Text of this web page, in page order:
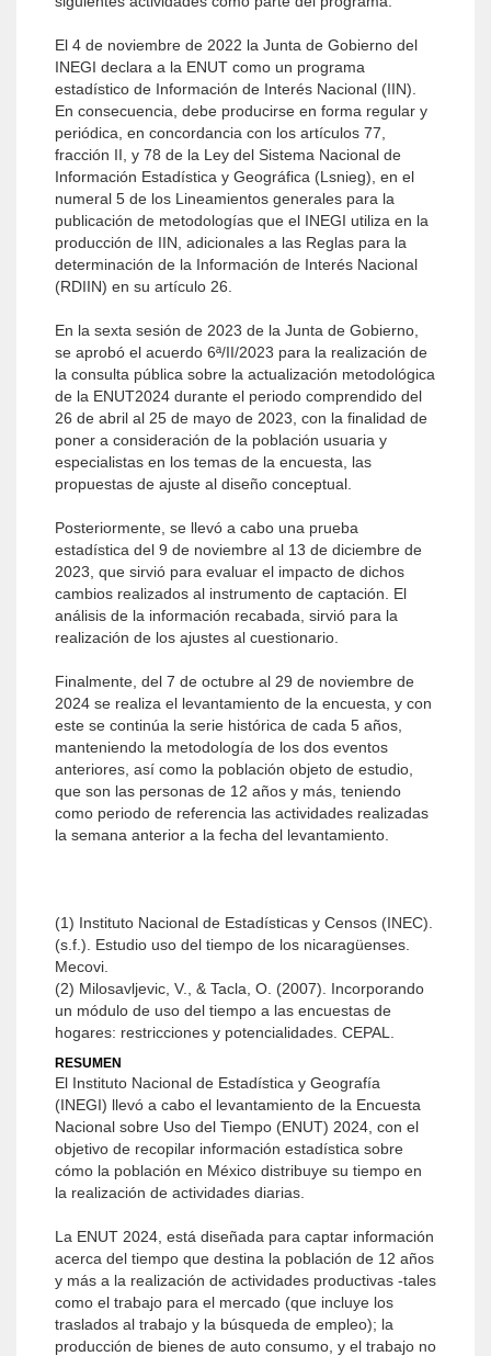
El 4 de noviembre de 2022 la Junta de Gobierno del
INEGI declara a la ENUT como un programa
estadístico de Información de Interés Nacional (IIN).
En consecuencia, debe producirse en forma regular y
periódica, en concordancia con los artículos 77,
fracción II, y 78 de la Ley del Sistema Nacional de
Información Estadística y Geográfica (Lsnieg), en el
numeral 5 de los Lineamientos generales para la
publicación de metodologías que el INEGI utiliza en la
producción de IIN, adicionales a las Reglas para la
determinación de la Información de Interés Nacional
(RDIIN) en su artículo 26.
En la sexta sesión de 2023 de la Junta de Gobierno,
se aprobó el acuerdo 6ª/II/2023 para la realización de
la consulta pública sobre la actualización metodológica
de la ENUT2024 durante el periodo comprendido del
26 de abril al 25 de mayo de 2023, con la finalidad de
poner a consideración de la población usuaria y
especialistas en los temas de la encuesta, las
propuestas de ajuste al diseño conceptual.
Posteriormente, se llevó a cabo una prueba
estadística del 9 de noviembre al 13 de diciembre de
2023, que sirvió para evaluar el impacto de dichos
cambios realizados al instrumento de captación. El
análisis de la infor­mación recabada, sirvió para la
realización de los ajustes al cuestionario.
Finalmente, del 7 de octubre al 29 de noviembre de
2024 se realiza el levantamiento de la encuesta, y con
este se continúa la serie histórica de cada 5 años,
manteniendo la metodología de los dos eventos
anteriores, así como la población objeto de estudio,
que son las personas de 12 años y más, teniendo
como periodo de referencia las actividades realizadas
la semana anterior a la fecha del levantamiento.
(1) Instituto Nacional de Estadísticas y Censos (INEC).
(s.f.). Estudio uso del tiempo de los nicaragüenses.
Mecovi.
(2) Milosavljevic, V., & Tacla, O. (2007). Incorporando
un módulo de uso del tiempo a las encuestas de
hogares: restricciones y potencialidades. CEPAL.
RESUMEN
El Instituto Nacional de Estadística y Geografía
(INEGI) llevó a cabo el levantamiento de la Encuesta
Nacional sobre Uso del Tiempo (ENUT) 2024, con el
objetivo de recopilar información estadística sobre
cómo la población en México distribuye su tiempo en
la realización de actividades diarias.
La ENUT 2024, está diseñada para captar información
acerca del tiempo que destina la población de 12 años
y más a la realización de actividades productivas -tales
como el trabajo para el mercado (que incluye los
traslados al trabajo y la búsqueda de empleo); la
producción de bienes de auto consumo, y el trabajo no